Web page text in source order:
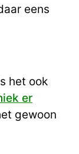
eens
het ook
er
gewoon